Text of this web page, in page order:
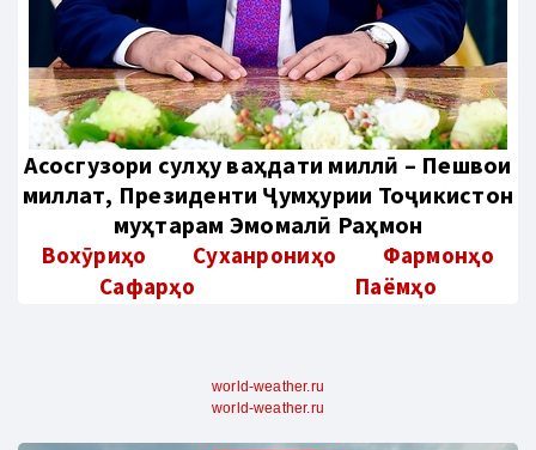
Aсосгузори сулҳу ваҳдати миллӣ – Пешвои
миллат, Президенти Ҷумҳурии Тоҷикистон
муҳтарам Эмомалӣ Раҳмон
Вохӯриҳо Суханрониҳо
Фармонҳо
Сафарҳо
Паёмҳо
world-weather.ru
world-weather.ru